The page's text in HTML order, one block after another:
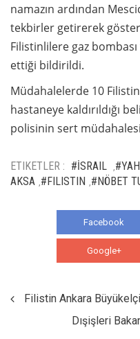
namazın ardından
tekbirler getirerek
Filistinlilere gaz
ettiği bildirildi.
Müdahalelerde 10
hastaneye kaldırıldığı
polisinin sert
ETIKETLER : #İSRAIL
AKSA #FILISTIN #NÖBET
Facebook
Google+
Filistin Ankara
Dışişleri